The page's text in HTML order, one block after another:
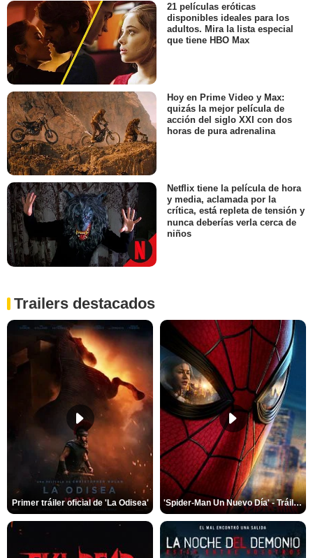
21 películas eróticas
disponibles ideales para los
adultos. Mira la lista especial
que tiene HBO Max
Hoy en Prime Video y Max:
quizás la mejor película de
acción del siglo XXI con dos
horas de pura adrenalina
Netflix tiene la película de hora
y media, aclamada por la
crítica, está repleta de tensión y
nunca deberías verla cerca de
niños
Trailers destacados
Primer tráiler oficial de 'La Odisea' 'Spider-Man Un Nuevo Día' - Tráiler oficial subtitulado